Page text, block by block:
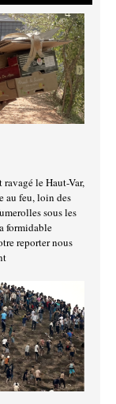
le Haut-Var,
au feu, loin des
sous les
formidable
reporter nous